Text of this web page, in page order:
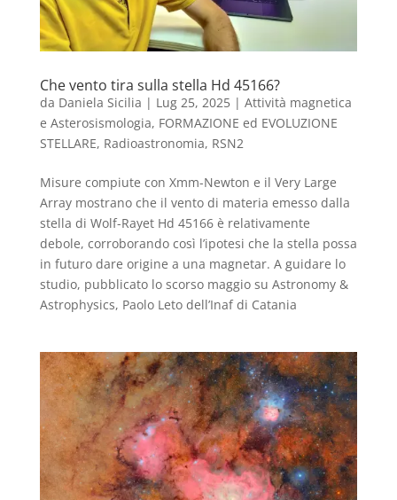
Che vento tira sulla stella Hd 45166?
da Daniela Sicilia | Lug 25, 2025| Attività magnetica
e Asterosismologia, FORMAZIONE ed EVOLUZIONE
STELLARE, Radioastronomia, RSN2
Misure compiute con Xmm-Newton e il Very Large
Array mostrano che il vento di materia emesso dalla
stella di Wolf-Rayet Hd 45166 è relativamente
debole, corroborando così l’ipotesi che la stella possa
in futuro dare origine a una magnetar. A guidare lo
studio, pubblicato lo scorso maggio su Astronomy &
Astrophysics, Paolo Leto dell’Inaf di Catania